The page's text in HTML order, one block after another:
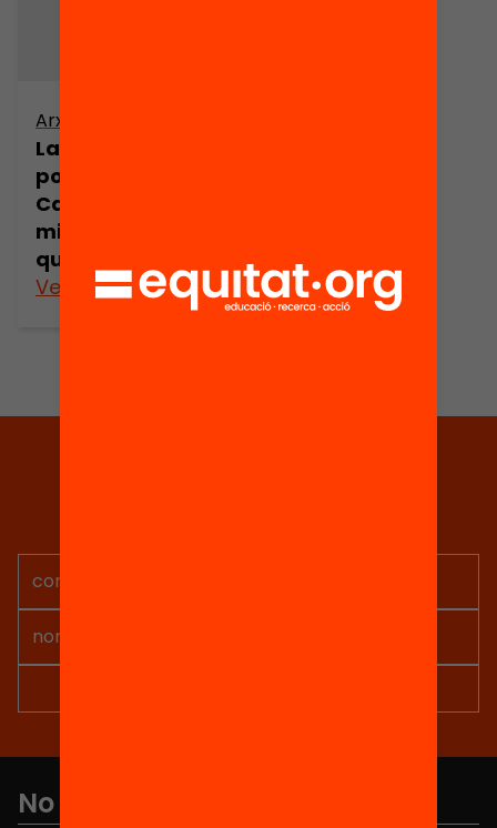
Arxiu
La desafecció
política a
Catalunya. Una
mirada
qualitativa.
Veure’n més
No et perdis res